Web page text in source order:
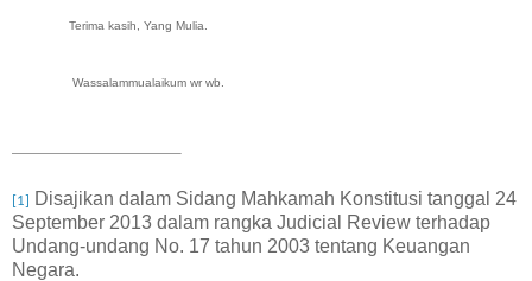
Terima kasih, Yang Mulia.
Wassalammualaikum wr wb.
[1]
Disajikan dalam Sidang Mahkamah Konstitusi tanggal 24
September 2013 dalam rangka Judicial Review terhadap
Undang-undang No. 17 tahun 2003 tentang Keuangan
Negara.